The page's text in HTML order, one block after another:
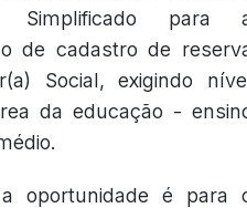
Simplificado para
de cadastro de
Social, exigindo
da educação -
oportunidade é para